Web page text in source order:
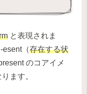
と表現されま
esent（存在する状
のコアイメ
ります。